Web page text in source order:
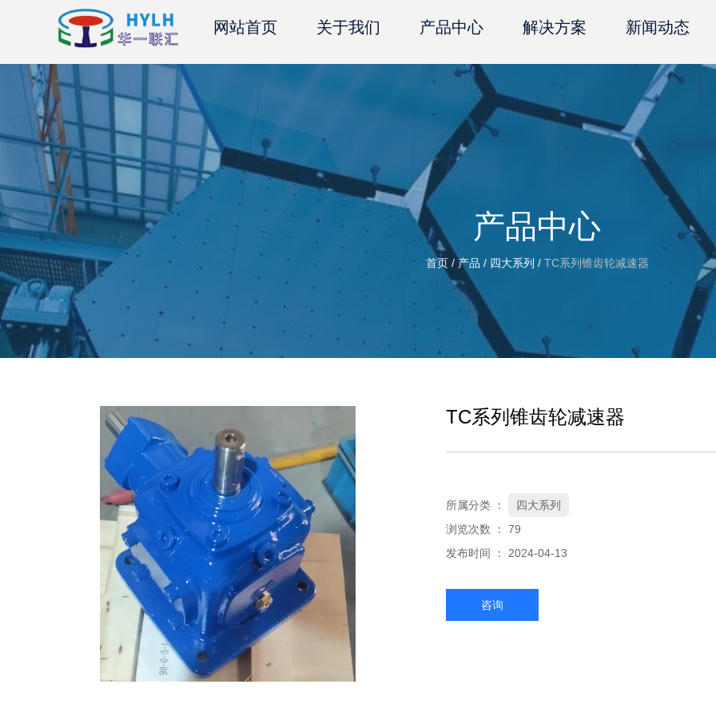
网站首页 关于我们 产品中心 解决方案 新闻动态
产品中心
首页 / 产品 / 四大系列 / TC系列锥齿轮减速器
TC系列锥齿轮减速器
所属分类 ：
四大系列
浏览次数 ： 79
发布时间 ： 2024-04-13
咨询